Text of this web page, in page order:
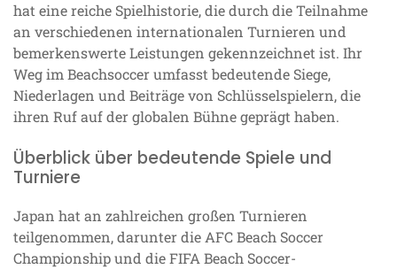
hat eine reiche Spielhistorie, die durch die Teilnahme
an verschiedenen internationalen Turnieren und
bemerkenswerte Leistungen gekennzeichnet ist. Ihr
Weg im Beachsoccer umfasst bedeutende Siege,
Niederlagen und Beiträge von Schlüsselspielern, die
ihren Ruf auf der globalen Bühne geprägt haben.
Überblick über bedeutende Spiele und
Turniere
Japan hat an zahlreichen großen Turnieren
teilgenommen, darunter die AFC Beach Soccer
Championship und die FIFA Beach Soccer-